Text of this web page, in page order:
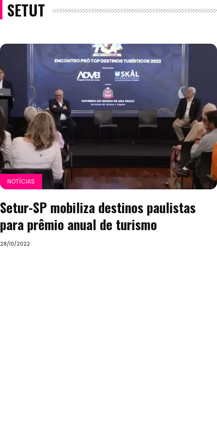
SETUT
NOTÍCIAS
Setur-SP mobiliza destinos paulistas
para prêmio anual de turismo
28/10/2022